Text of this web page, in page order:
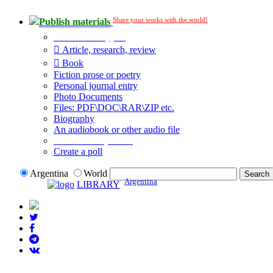
Publish materials Share your works with the world!
Article, research, review
Book
Fiction prose or poetry
Personal journal entry
Photo Documents
Files: PDF\DOC\RAR\ZIP etc.
Biography
An audiobook or other audio file
Create a poll
Argentina
World
LIBRARY Argentina